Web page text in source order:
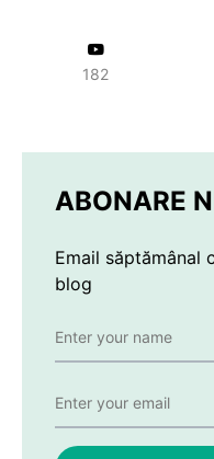
182
ABONARE
Email săptămânal
blog